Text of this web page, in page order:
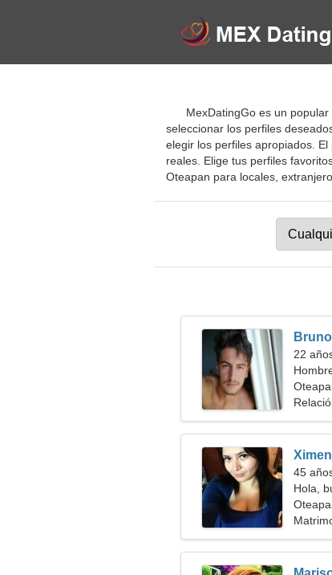
MexDatingGo es un
seleccionar los perfiles
elegir los perfiles apropiados.
reales. Elige tus perfiles
Oteapan para locales,
Bruno
22
45
Hola,